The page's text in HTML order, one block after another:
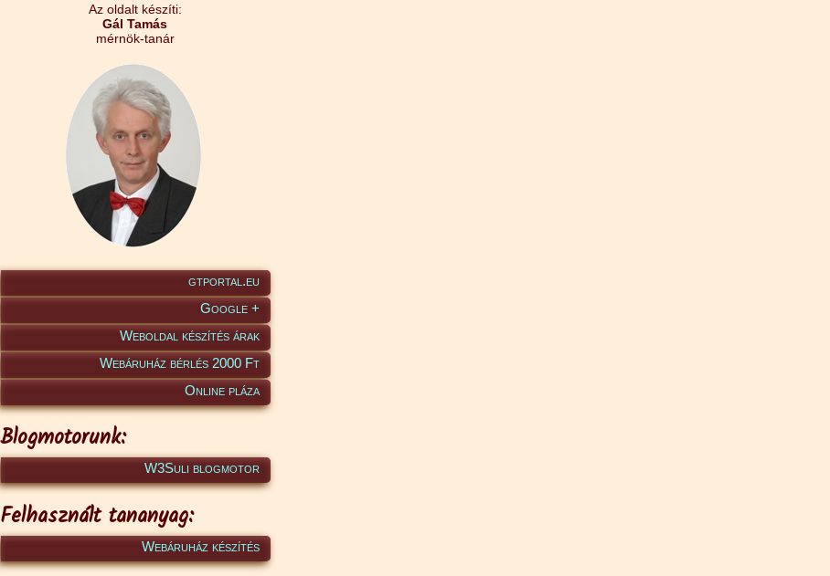
Az oldalt készíti:
Gál Tamás
mérnök-tanár
gtportal.eu
Google +
Weboldal készítés árak
Webáruház bérlés 2000 Ft
Online pláza
Blogmotorunk:
W3Suli blogmotor
Felhasznált tananyag:
Webáruház készítés